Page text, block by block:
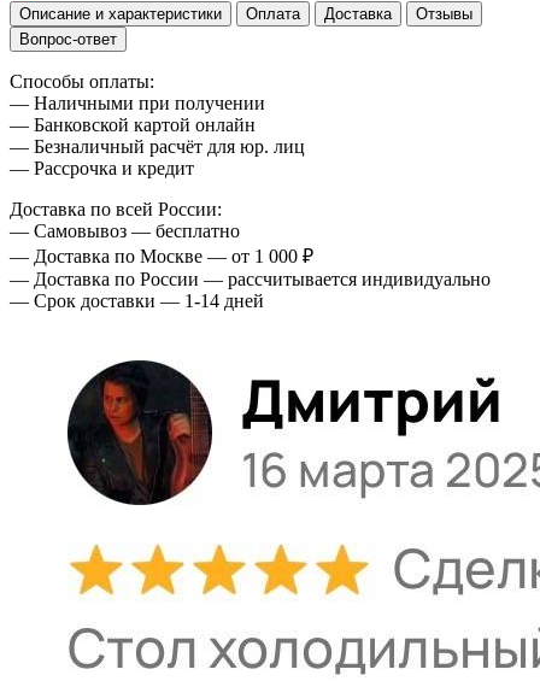
Описание и характеристики Оплата Доставка
Отзывы
Вопрос-ответ
Способы оплаты:
— Наличными при получении
— Банковской картой онлайн
— Безналичный расчёт для юр. лиц
— Рассрочка и кредит
Доставка по всей России:
— Самовывоз — бесплатно
— Доставка по Москве — от 1 000 ₽
— Доставка по России — рассчитывается индивидуально
— Срок доставки — 1-14 дней